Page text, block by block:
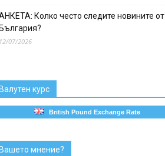
Колко често следите новините от
07/2026
курс
British Pound Exchange Rate
мнение?